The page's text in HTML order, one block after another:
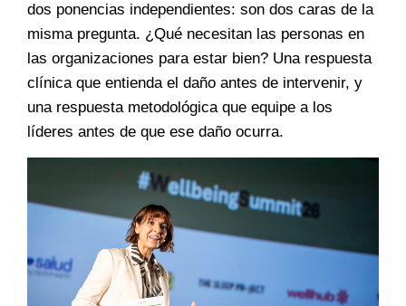
dos ponencias independientes: son dos caras de la
misma pregunta. ¿Qué necesitan las personas en
las organizaciones para estar bien? Una respuesta
clínica que entienda el daño antes de intervenir, y
una respuesta metodológica que equipe a los
líderes antes de que ese daño ocurra.